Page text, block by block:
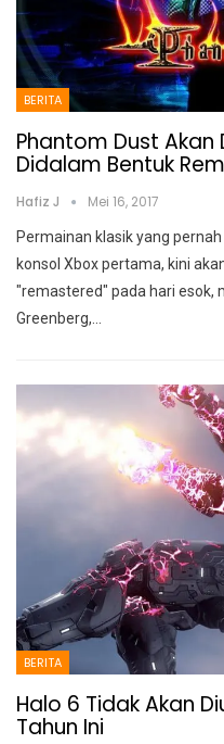
BERITA
Phantom Dust
Didalam Bentuk
Hafiz J Mei 16, 2017
Permainan klasik yang
konsol Xbox pertama, kini
"remastered" pada hari esok,
Greenberg,…
BERITA
Halo 6 Tidak Akan
Tahun Ini